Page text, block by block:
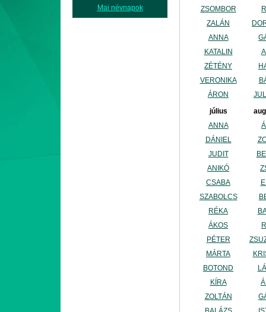
Mai névnapok
ZSOMBOR
ZALÁN
ANNA
KATALIN
ZÉTÉNY
VERONIKA
ÁRON
július
ANNA
DÁNIEL
JUDIT
ANIKÓ
CSABA
SZABOLCS
RÉKA
ÁKOS
PÉTER
MÁRTA
BOTOND
KÍRA
ZOLTÁN